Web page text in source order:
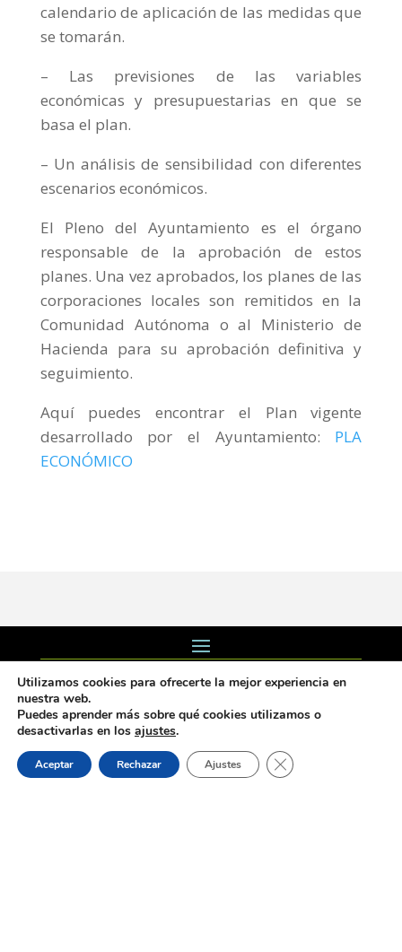
calendario de aplicación de las medidas que
se tomarán.
– Las previsiones de las variables
económicas y presupuestarias en que se
basa el plan.
– Un análisis de sensibilidad con diferentes
escenarios económicos.
El Pleno del Ayuntamiento es el órgano
responsable de la aprobación de estos
planes. Una vez aprobados, los planes de las
corporaciones locales son remitidos en la
Comunidad Autónoma o al Ministerio de
Hacienda para su aprobación definitiva y
seguimiento.
Aquí puedes encontrar el Plan vigente
desarrollado por el Ayuntamiento:
PLA
ECONÓMICO
Dónde estamos:
Placeta de Molina, 4
03830 Muro d’Alcoi, Alicante, España
Tel.: 96 5530557
Utilizamos cookies para ofrecerte la mejor experiencia en
nuestra web.
Puedes aprender más sobre qué cookies utilizamos o
desactivarlas en los ajustes.
Aceptar Rechazar Ajustes Cerrar el banner de